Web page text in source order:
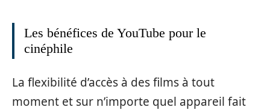
Les bénéfices de YouTube pour le
cinéphile
La flexibilité d’accès à des films à tout
moment et sur n’importe quel appareil fait